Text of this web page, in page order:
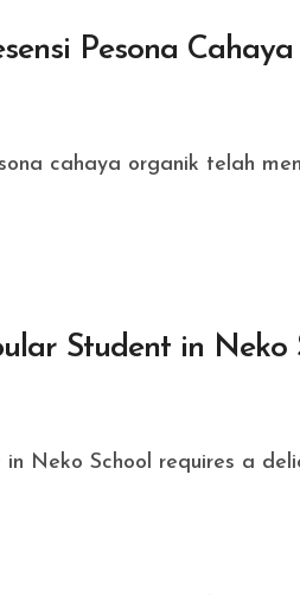
Pesona
Student in Neko
Neko School requires a